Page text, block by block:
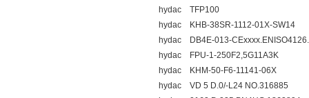
hydac TFP100
hydac KHB-38SR-1112-01X-SW14
hydac DB4E-013-
hydac FPU-1-250F2,5G11A3K
hydac KHM-50-F6-11141-06X
hydac VD 5 D.0/-L24 NO.316885